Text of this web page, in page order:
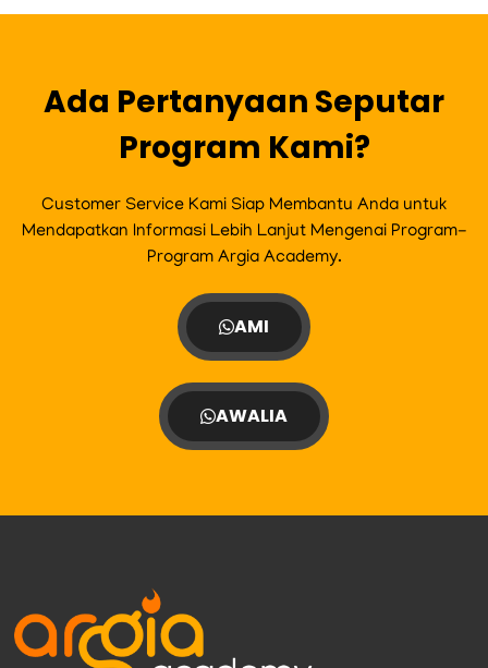
o g
m
e b
Ada Pertanyaan Seputar
Program Kami?
Customer Service Kami Siap Membantu Anda untuk
Mendapatkan Informasi Lebih Lanjut Mengenai Program-
Program Argia Academy.
AMI
AWALIA